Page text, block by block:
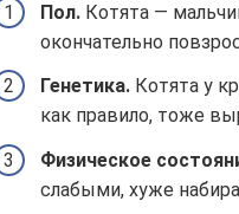
Пол. Котята —
окончательно
Генетика. Котята у
как правило, тоже
Физическое
слабыми, хуже